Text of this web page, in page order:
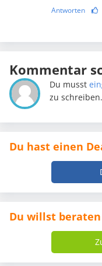
Antworten
Kommentar
Du musst
zu schreiben.
Du hast einen
Du willst